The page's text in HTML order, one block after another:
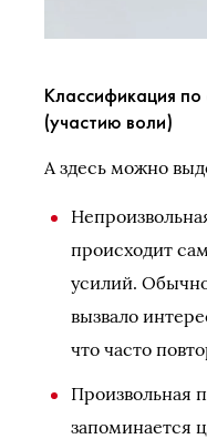
Классификация
(участию воли)
А здесь можно
происходит
усилий.
вызвало
что часто
Произвольная
запоминается